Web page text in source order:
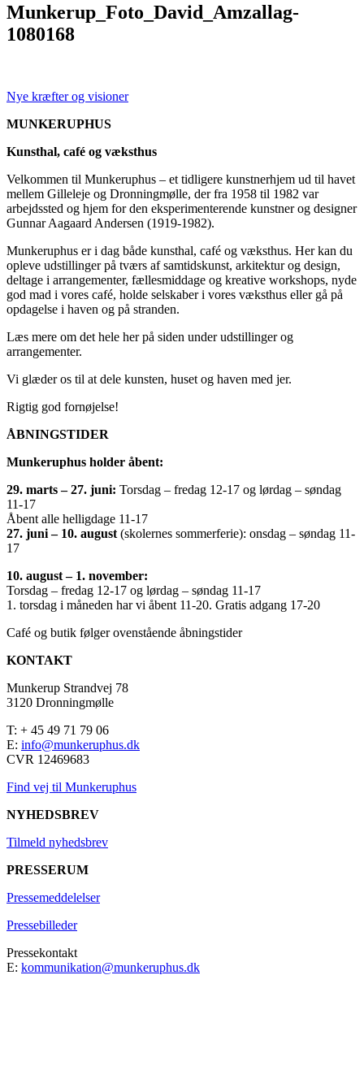
Munkerup_Foto_David_Amzallag-
1080168
Nye kræfter og visioner
MUNKERUPHUS
Kunsthal, café og væksthus
Velkommen til Munkeruphus – et tidligere kunstnerhjem ud til havet
mellem Gilleleje og Dronningmølle, der fra 1958 til 1982 var
arbejdssted og hjem for den eksperimenterende kunstner og designer
Gunnar Aagaard Andersen (1919-1982).
Munkeruphus er i dag både kunsthal, café og væksthus. Her kan du
opleve udstillinger på tværs af samtidskunst, arkitektur og design,
deltage i arrangementer, fællesmiddage og kreative workshops, nyde
god mad i vores café, holde selskaber i vores væksthus eller gå på
opdagelse i haven og på stranden.
Læs mere om det hele her på siden under udstillinger og
arrangementer.
Vi glæder os til at dele kunsten, huset og haven med jer.
Rigtig god fornøjelse!
ÅBNINGSTIDER
Munkeruphus holder åbent:
29. marts – 27. juni: Torsdag – fredag 12-17 og lørdag – søndag
11-17
Åbent alle helligdage 11-17
27. juni – 10. august (skolernes sommerferie): onsdag – søndag 11-
17
10. august – 1. november:
Torsdag – fredag 12-17 og lørdag – søndag 11-17
1. torsdag i måneden har vi åbent 11-20. Gratis adgang 17-20
Café og butik følger ovenstående åbningstider
KONTAKT
Munkerup Strandvej 78
3120 Dronningmølle
T: + 45 49 71 79 06
E: info@munkeruphus.dk
CVR 12469683
Find vej til Munkeruphus
NYHEDSBREV
Tilmeld nyhedsbrev
PRESSERUM
Pressemeddelelser
Pressebilleder
Pressekontakt
E: kommunikation@munkeruphus.dk